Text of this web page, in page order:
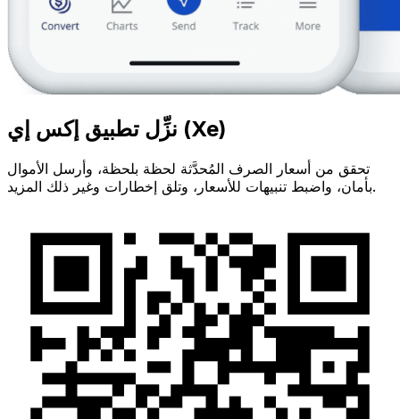
نزِّل تطبيق إكس إي (Xe)
تحقق من أسعار الصرف المُحدَّثة لحظة بلحظة، وأرسل الأموال
بأمان، واضبط تنبيهات للأسعار، وتلق إخطارات وغير ذلك المزيد.